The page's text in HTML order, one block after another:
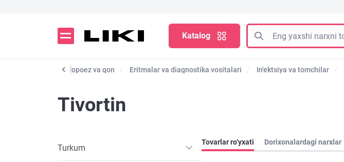
Katalog
Gematopoez va qon Eritmalar va diagnostika vositalari In'ektsiya va tomchilar
Tivortin
Turkum
Tovarlar ro‘yxati Dorixonalardagi narxlar